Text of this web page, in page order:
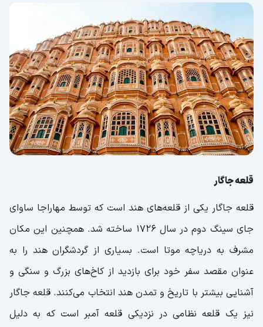
قلعه جاگار
قلعه جاگار یکی از قلعه‌های هند است که توسط مهاراجا ساوای
جای سینگ دوم در سال ۱۷۲۶ ساخته شد. همچنین این مکان
مشرف به دریاچه موتا است. بسیاری از گردشگران هند را به
عنوان مقصد سفر خود برای بازدید از کاخ‌های بزرگ و سنگی و
آشنایی بیشتر با تاریخ و تمدن هند انتخاب می‌کنند. قلعه جاگار
نیز یک قلعه نظامی در نزدیکی قلعه آمبر است که به دلیل